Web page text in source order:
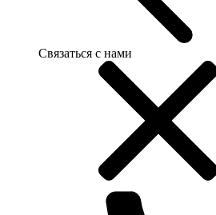
Связаться с нами